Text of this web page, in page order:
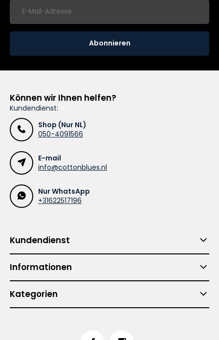
Abonnieren
Können wir Ihnen helfen?
Kundendienst:
Shop (Nur NL)
050-4091566
E-mail
info@cottonblues.nl
Nur WhatsApp
+31622517196
Kundendienst
Informationen
Kategorien